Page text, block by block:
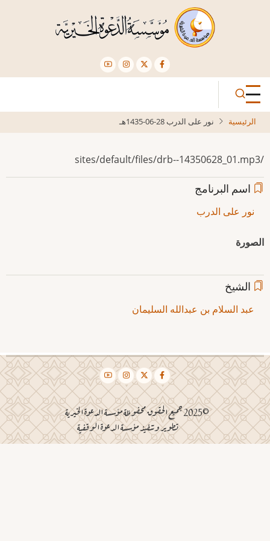
الرئيسية نور على الدرب 28-06-1435هـ
/sites/default/files/drb--14350628_01.mp3
اسم البرنامج
نور على الدرب
الصورة
الشيخ
عبد السلام بن عبدالله السليمان
©2025 جميع الحقوق محفوظة مؤسسة الدعوة الخيرية
تطوير وتنفيذ مؤسسة الدعوة الوقفية